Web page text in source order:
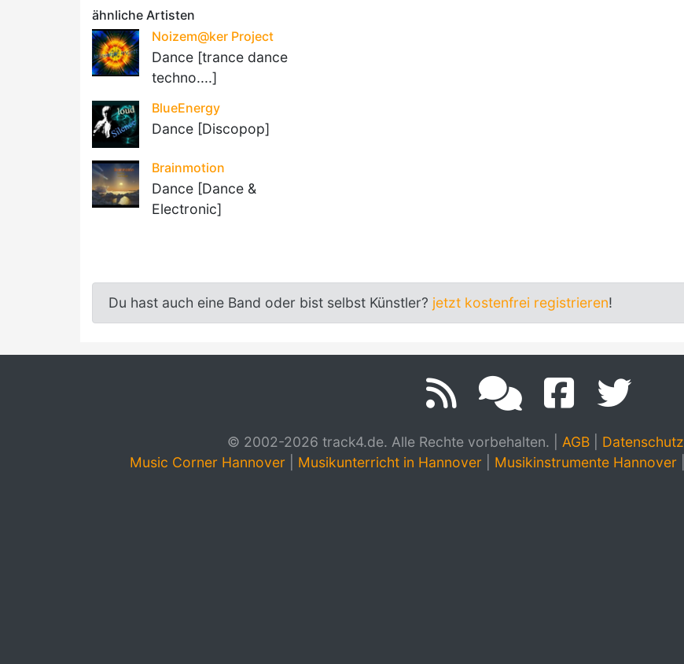
ähnliche Artisten
Noizem@ker Project
Dance [trance dance
techno....]
BlueEnergy
Dance [Discopop]
Brainmotion
Dance [Dance &
Electronic]
Du hast auch eine Band oder bist selbst Künstler? jetzt kostenfrei registrieren!
© 2002-2026 track4.de. Alle Rechte vorbehalten. AGB| Datenschutz
Music Corner Hannover
Musikunterricht in Hannover Musikinstrumente Hannover